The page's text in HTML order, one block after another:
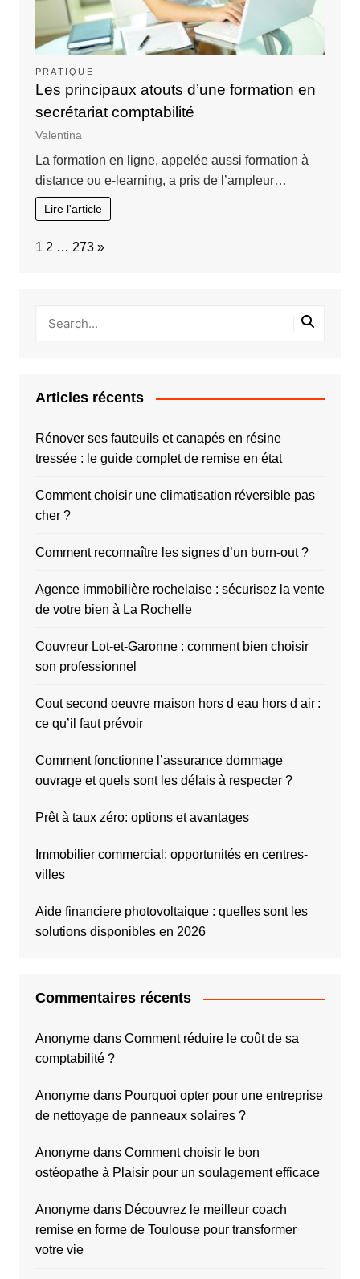
PRATIQUE
Les principaux atouts d’une formation en
secrétariat comptabilité
Valentina
La formation en ligne, appelée aussi formation à
distance ou e-learning, a pris de l’ampleur…
Lire l'article
Page:
1 2 … 273 Next
»
Articles récents
Rénover ses fauteuils et canapés en résine
tressée : le guide complet de remise en état
Comment choisir une climatisation réversible pas
cher ?
Comment reconnaître les signes d’un burn-out ?
Agence immobilière rochelaise : sécurisez la vente
de votre bien à La Rochelle
Couvreur Lot-et-Garonne : comment bien choisir
son professionnel
Cout second oeuvre maison hors d eau hors d air :
ce qu’il faut prévoir
Comment fonctionne l’assurance dommage
ouvrage et quels sont les délais à respecter ?
Prêt à taux zéro: options et avantages
Immobilier commercial: opportunités en centres-
villes
Aide financiere photovoltaique : quelles sont les
solutions disponibles en 2026
Commentaires récents
Anonymedans Comment réduire le coût de sa
comptabilité ?
Anonymedans Pourquoi opter pour une entreprise
de nettoyage de panneaux solaires ?
Anonymedans Comment choisir le bon
ostéopathe à Plaisir pour un soulagement efficace
Anonymedans Découvrez le meilleur coach
remise en forme de Toulouse pour transformer
votre vie